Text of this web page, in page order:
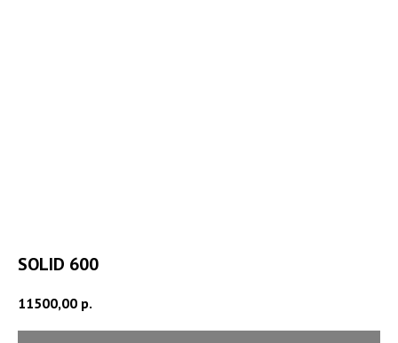
SOLID 600
11500,00 р.